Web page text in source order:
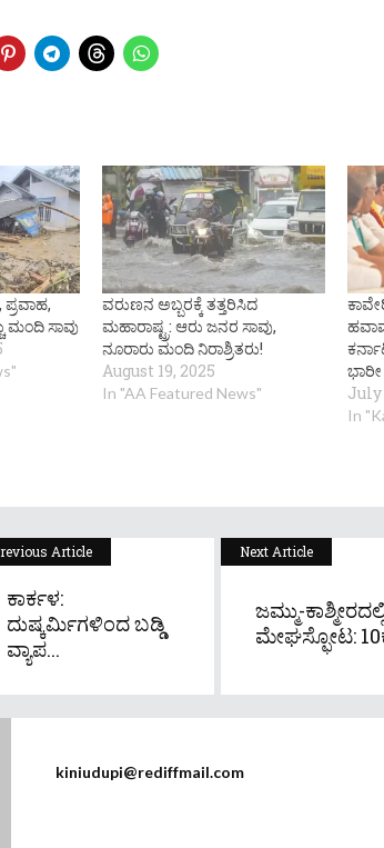
ಪ್ರವಾಹ,
ಮಂದಿ ಸಾವು
ವರುಣನ ಅಬ್ಬರಕ್ಕೆ ತತ್ತರಿಸಿದ
ಮಹಾರಾಷ್ಟ್ರ: ಆರು ಜನರ ಸಾವು,
ನೂರಾರು ಮಂದಿ ನಿರಾಶ್ರಿತರು!
August 19, 2025
In "AA Featured News"
July
In
Article
ಕಾರ್ಕಳ:
ದುಷ್ಕರ್ಮಿಗಳಿಂದ ಬಡ್ಡಿ
ವ್ಯಾಪ...
Next Article
ಜಮ್ಮು-
ಮೇಘಸ್ಫೋಟ:
kiniudupi@rediffmail.com